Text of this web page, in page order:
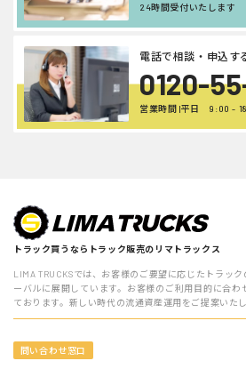
24時間受付いたします
0120-
電話で相談・申込す
営業時間 |平日 9:00 -
トラック買うならトラック販売のリマトラックス
LIMA TRUCKSでは、お客様のご要望に応じたトラッ
ーバルに展開しています。お客様のご利用目的に合わ
ております。新しい時代の流通資産運用をご提案いたし
問い合わせ窓口